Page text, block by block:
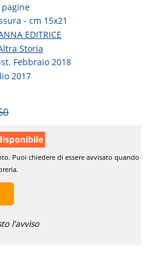
pagine
- cm 15x21
EDITRICE
Storia
Febbraio 2018
2017
Puoi chiedere di essere avvisato quando
l'avviso